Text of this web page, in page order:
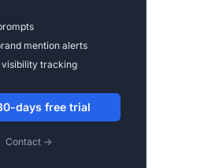
mention alerts
tracking
days free trial
Contact →